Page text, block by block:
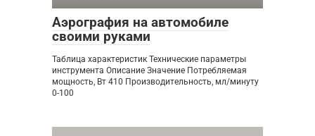
Аэрография на автомобиле
своими руками
Таблица характеристик Технические параметры
инструмента Описание Значение Потребляемая
мощность, Вт 410 Производительность, мл/минуту
0-100